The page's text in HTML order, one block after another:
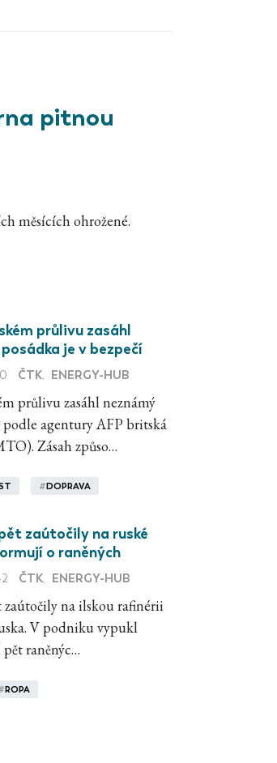
pitnou
měsících ohrožené.
průlivu zasáhl
je v bezpečí
ČTK, ENERGY-HUB
průlivu zasáhl neznámý
agentury AFP britská
Zásah způso…
#DOPRAVA
zaútočily na ruské
o raněných
ČTK, ENERGY-HUB
na ilskou rafinérii
V podniku vypukl
raněnýc…
ROPA